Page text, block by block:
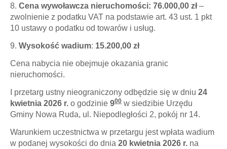
8. Cena wywoławcza nieruchomości: 76.000,00 zł–
zwolnienie z podatku VAT na podstawie art. 43 ust. 1 pkt
10 ustawy o podatku od towarów i usług.
9. Wysokość wadium: 15.200,00 zł
Cena nabycia nie obejmuje okazania granic
nieruchomości.
I przetarg ustny nieograniczony odbędzie się w dniu 24
kwietnia 2026 r. o godzinie 900 w siedzibie Urzędu
Gminy Nowa Ruda, ul. Niepodległości 2, pokój nr 14.
Warunkiem uczestnictwa w przetargu jest wpłata wadium
w podanej wysokości do dnia 20 kwietnia 2026 r. na